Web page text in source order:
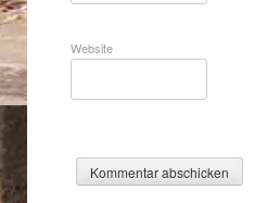
Website